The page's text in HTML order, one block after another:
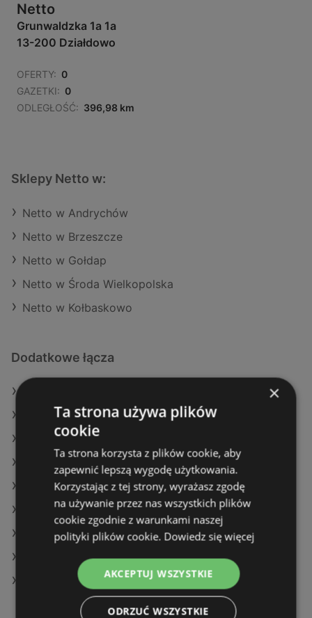
Netto
Grunwaldzka 1a 1a
13-200 Działdowo
OFERTY: 0
GAZETKI: 0
ODLEGŁOŚĆ: 396,98 km
Sklepy Netto w:
Netto w Andrychów
Netto w Brzeszcze
Netto w Gołdap
Netto w Środa Wielkopolska
Netto w Kołbaskowo
Dodatkowe łącza
Oferty Auchan
Oferty Carrefour
Aktualne gazetki Aldi
Aktualne gazetki Carrefour
Aktualne gazetki Kaufland
Aktualne gazetki Lidl
Aktualne gazetki Stokrotka
Sklepy Netto w Międzyzdroje
×
Ta strona używa plików
cookie
Ta strona korzysta z plików cookie, aby
zapewnić lepszą wygodę użytkowania.
Korzystając z tej strony, wyrażasz zgodę
na używanie przez nas wszystkich plików
cookie zgodnie z warunkami naszej
polityki plików cookie. Dowiedz się więcej
AKCEPTUJ WSZYSTKIE
ODRZUĆ WSZYSTKIE